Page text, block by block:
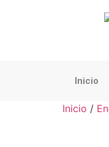
Inicio
Inicio /